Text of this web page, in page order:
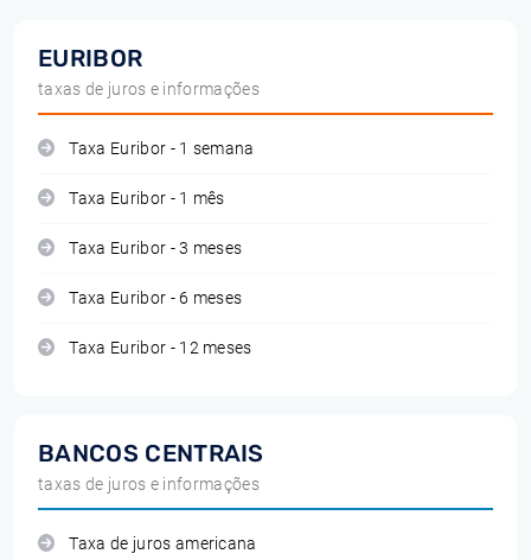
EURIBOR
taxas de juros e informações
Taxa Euribor - 1 semana
Taxa Euribor - 1 mês
Taxa Euribor - 3 meses
Taxa Euribor - 6 meses
Taxa Euribor - 12 meses
BANCOS CENTRAIS
taxas de juros e informações
Taxa de juros americana